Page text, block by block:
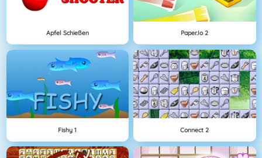
Apfel Schießen Paper.io 2
Fishy 1 Connect 2